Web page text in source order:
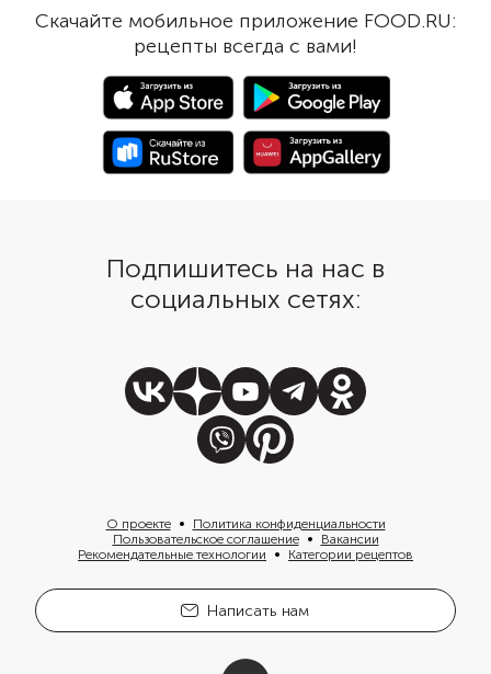
аромат блюду. Измельченное
мясо прожаривается намного
быстрее, чем нарезанное,
поэтому не отходите далеко от
мангала. О готовности люля-
кебаба сообщит аппетитная
коричневатая корочка. Аромат и
вкус мясу придадут специи:
зеленью. Особенно
подойдут чеснок,
петрушка.
заготовки
котлетки и насадите
шпажки. Подайте
различными
Скачайте мобильное приложение FOOD.RU:
рецепты всегда с вами!
Подпишитесь на нас в
социальных сетях:
О проекте
Политика конфиденциальности
Пользовательское соглашение
Вакансии
Рекомендательные технологии
Категории рецептов
Написать нам